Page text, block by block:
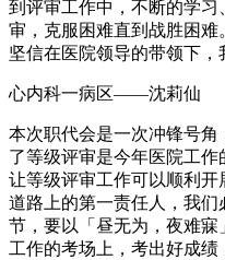
到评审工作中，不断的学
审，克服困难直到战胜困
坚信在医院领导的带领下，
心内科一病区——沈莉仙
本次职代会是一次冲锋号
了等级评审是今年医院工作
让等级评审工作可以顺利
道路上的第一责任人，我
节，要以「昼无为，夜难
工作的考场上，考出好成绩